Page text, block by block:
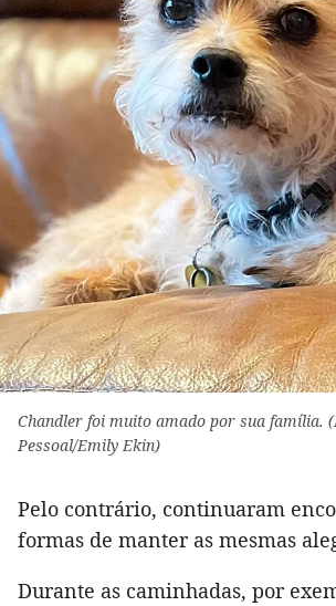
Chandler foi muito amado por sua família.
Pessoal/Emily Ekin)
Pelo contrário, continuaram
formas de manter as mesmas
Durante as caminhadas, por